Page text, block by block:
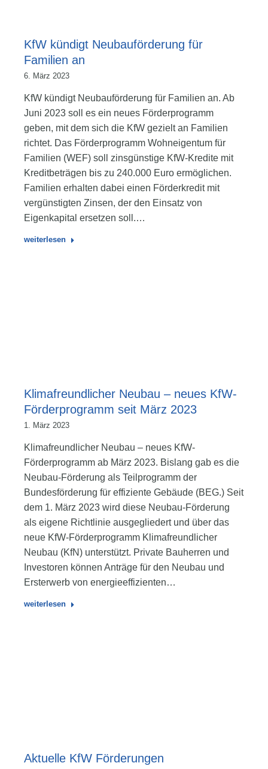
KfW kündigt Neubauförderung für
Familien an
6. März 2023
KfW kündigt Neubauförderung für Familien an. Ab
Juni 2023 soll es ein neues Förderprogramm
geben, mit dem sich die KfW gezielt an Familien
richtet. Das Förderprogramm Wohneigentum für
Familien (WEF) soll zinsgünstige KfW-Kredite mit
Kreditbeträgen bis zu 240.000 Euro ermöglichen.
Familien erhalten dabei einen Förderkredit mit
vergünstigten Zinsen, der den Einsatz von
Eigenkapital ersetzen soll.…
weiterlesen
Klimafreundlicher Neubau – neues KfW-
Förderprogramm seit März 2023
1. März 2023
Klimafreundlicher Neubau – neues KfW-
Förderprogramm ab März 2023. Bislang gab es die
Neubau-Förderung als Teilprogramm der
Bundesförderung für effiziente Gebäude (BEG.) Seit
dem 1. März 2023 wird diese Neubau-Förderung
als eigene Richtlinie ausgegliedert und über das
neue KfW-Förderprogramm Klimafreundlicher
Neubau (KfN) unterstützt. Private Bauherren und
Investoren können Anträge für den Neubau und
Ersterwerb von energieeffizienten…
weiterlesen
Aktuelle KfW Förderungen